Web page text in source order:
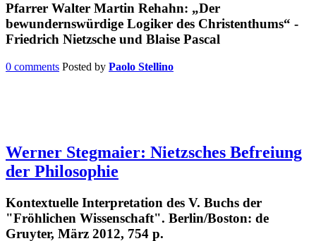
Pfarrer Walter Martin Rehahn: „Der
bewundernswürdige Logiker des Christenthums“ -
Friedrich Nietzsche und Blaise Pascal
0 comments Posted by Paolo Stellino
Werner Stegmaier: Nietzsches Befreiung
der Philosophie
Kontextuelle Interpretation des V. Buchs der
"Fröhlichen Wissenschaft". Berlin/Boston: de
Gruyter, März 2012, 754 p.